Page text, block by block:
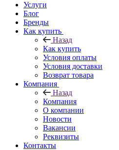
Услуги
Блог
Бренды
Как купить
Назад
Как купить
Условия оплаты
Условия доставки
Возврат товара
Компания
Назад
Компания
О компании
Новости
Вакансии
Реквизиты
Контакты